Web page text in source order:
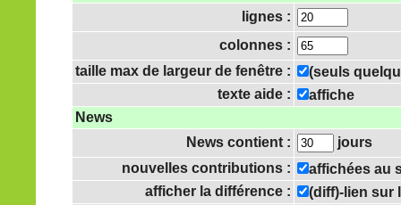
lignes :
colonnes :
taille max de largeur de fenêtre :
(seuls
texte aide :
affiche
News
News contient :
jours
nouvelles contributions :
affichées au
afficher la différence :
(diff)-lien sur